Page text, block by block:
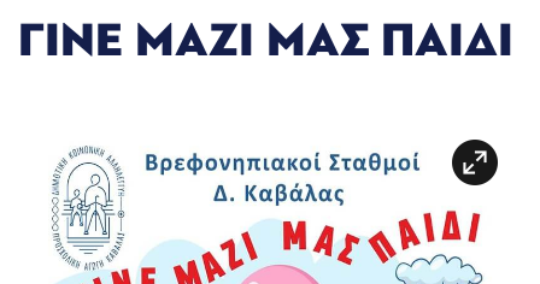
ΓΙΝΕ ΜΑΖΙ ΜΑΣ ΠΑΙΔΙ